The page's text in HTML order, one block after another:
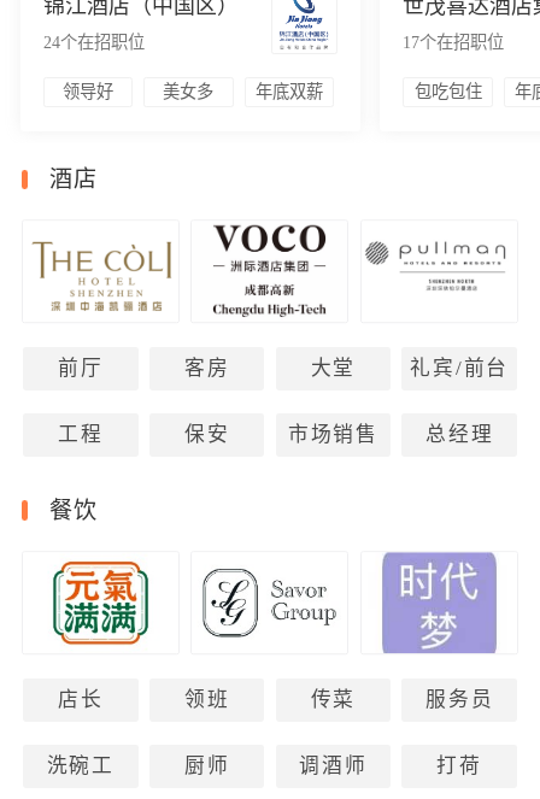
锦江酒店（中国区）
24个在招职位
领导好 美女多 年底双薪
世茂喜达酒店
17个在招职位
包吃包住 年
酒店
前厅 客房 大堂 礼宾/前台
工程 保安 市场销售 总经理
餐饮
店长 领班 传菜 服务员
洗碗工 厨师 调酒师 打荷